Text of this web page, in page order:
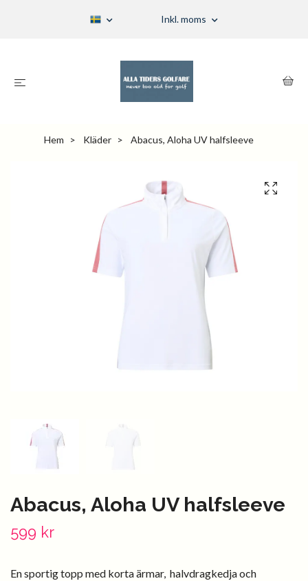
Inkl. moms
Hem Kläder Abacus, Aloha UV halfsleeve
Abacus, Aloha UV halfsleeve
599 kr
En sportig topp med korta ärmar, halvdragkedja och